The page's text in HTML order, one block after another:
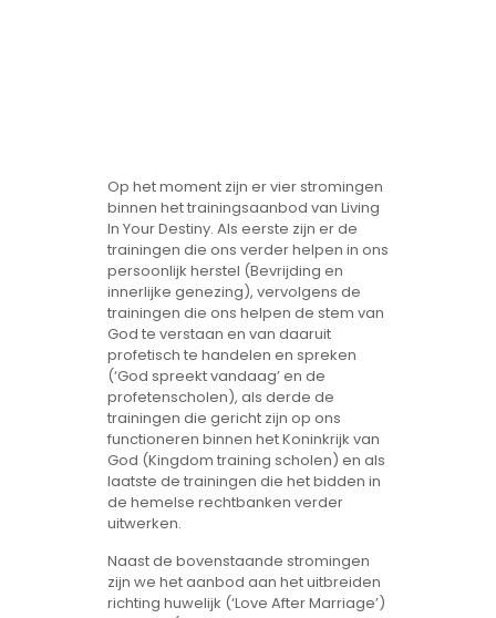
Op het moment zijn er vier stromingen
binnen het trainingsaanbod van Living
In Your Destiny. Als eerste zijn er de
trainingen die ons verder helpen in ons
persoonlijk herstel (Bevrijding en
innerlijke genezing), vervolgens de
trainingen die ons helpen de stem van
God te verstaan en van daaruit
profetisch te handelen en spreken
(‘God spreekt vandaag’ en de
profetenscholen), als derde de
trainingen die gericht zijn op ons
functioneren binnen het Koninkrijk van
God (Kingdom training scholen) en als
laatste de trainingen die het bidden in
de hemelse rechtbanken verder
uitwerken.
Naast de bovenstaande stromingen
zijn we het aanbod aan het uitbreiden
richting huwelijk (‘Love After Marriage’)